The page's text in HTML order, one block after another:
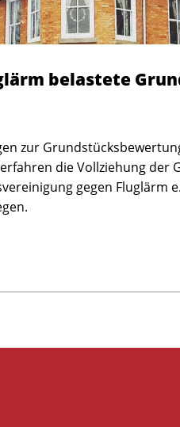
belastete
zur
die Vollziehung
gegen